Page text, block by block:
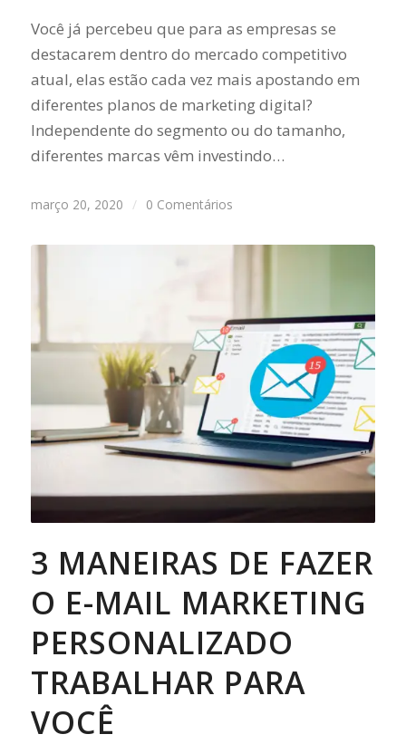
Você já percebeu que para as empresas se
destacarem dentro do mercado competitivo
atual, elas estão cada vez mais apostando em
diferentes planos de marketing digital?
Independente do segmento ou do tamanho,
diferentes marcas vêm investindo…
março 20, 2020 / 0 Comentários
3 MANEIRAS DE FAZER
O E-MAIL MARKETING
PERSONALIZADO
TRABALHAR PARA
VOCÊ